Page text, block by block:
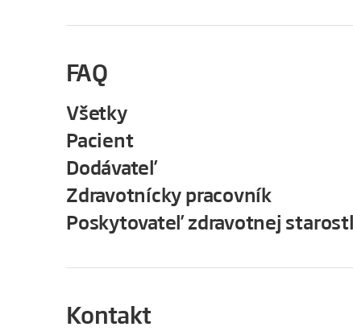
FAQ
Všetky
Pacient
Dodávateľ
Zdravotnícky pracovník
Poskytovateľ zdravotnej
Kontakt